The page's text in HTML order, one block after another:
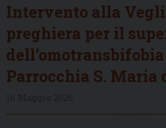
Intervento alla
preghiera per il
Parrocchia S. Maria